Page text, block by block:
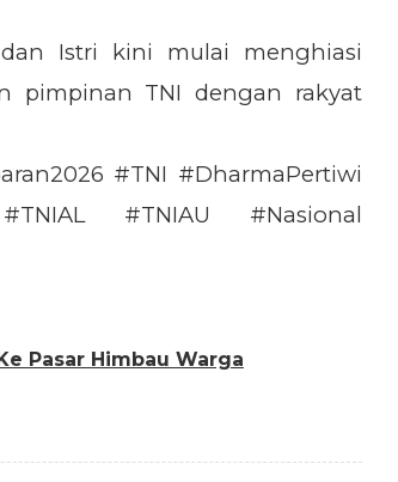
Istri kini mulai menghiasi
pimpinan TNI dengan rakyat
#TNI #DharmaPertiwi
#TNIAU #Nasional
Pasar Himbau Warga